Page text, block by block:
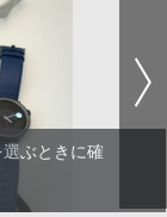
ぶときに確